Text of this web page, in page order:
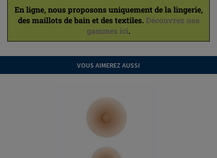
En ligne, nous proposons uniquement de la lingerie,
des maillots de bain et des textiles. Découvrez nos
gammes ici.
VOUS AIMEREZ AUSSI